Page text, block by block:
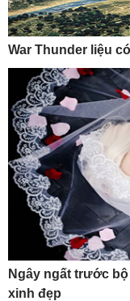
War Thunder liệu
Ngây ngất trước
xinh đẹp